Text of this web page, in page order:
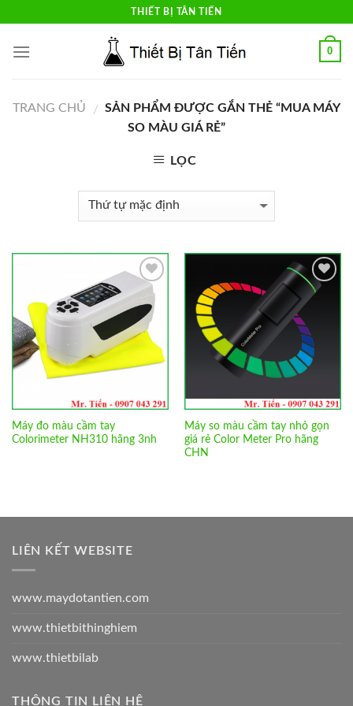
content
THIẾT BỊ TÂN TIẾN
0
TRANG CHỦ / SẢN PHẨM ĐƯỢC GẮN THẺ “MUA MÁY
SO MÀU GIÁ RẺ”
LỌC
Add to
Wishlist
Máy đo màu cầm tay
Colorimeter NH310 hãng 3nh
Add to
Wishlist
Máy so màu cầm tay nhỏ gọn
giá rẻ Color Meter Pro hãng
CHN
LIÊN KẾT WEBSITE
www.maydotantien.com
www.thietbithinghiem
www.thietbilab
THÔNG TIN LIÊN HỆ